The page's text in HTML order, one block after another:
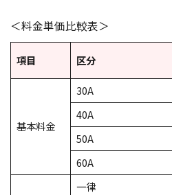
＜料金単価比較表＞
項目 区分
基本料金
30A
40A
50A
60A
一律